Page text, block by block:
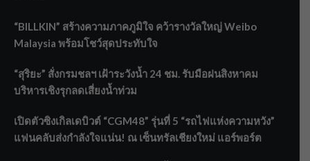
“BILLKIN” สร้างความภาคภูมิใจ คว้ารางวัลใหญ่ Weibo
Malaysia พร้อมโชว์สุดประทับใจ
“สุริยะ” สั่งกรมชลฯ เฝ้าระวังน้ำ 24 ชม. รับมือฝนสิงหาคม
บริหารเชิงรุกลดเสี่ยงน้ำท่วม
เปิดตัวซิงเกิลเดบิวต์ “CGM48” รุ่นที่ 5 “รถไฟแห่งความหวัง”
แฟนคลับส่งกำลังใจแน่น! ณ เซ็นทรัลเชียงใหม่ แอร์พอร์ต